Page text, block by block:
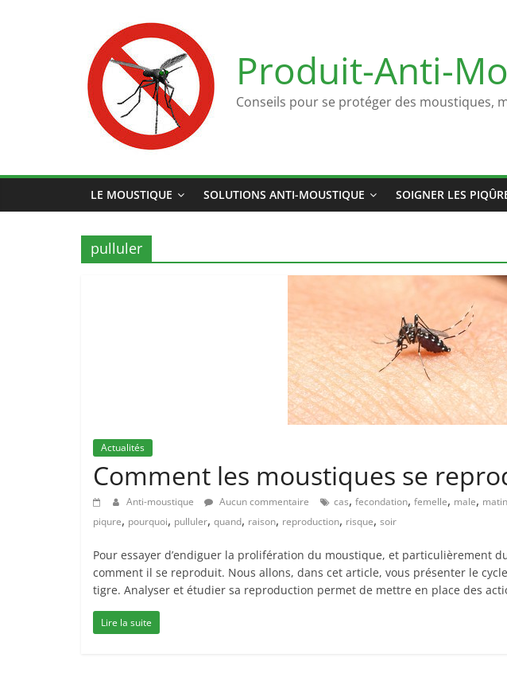
Produit-Anti-
Conseils pour se protéger des moustiques,
LE MOUSTIQUE SOLUTIONS ANTI-MOUSTIQUE SOIGNER LES
pulluler
Actualités
Comment les moustiques se
Anti-moustique Aucun commentaire cas, fecondation, femelle, male, matin
piqure, pourquoi, pulluler, quand, raison, reproduction, risque, soir
Pour essayer d’endiguer la prolifération du moustique, et particulièrement
comment il se reproduit. Nous allons, dans cet article, vous présenter le
tigre. Analyser et étudier sa reproduction permet de mettre en place des
Lire la suite